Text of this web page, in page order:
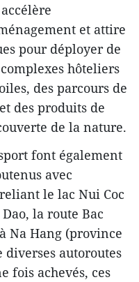
et attire
pour déployer de
hôteliers
des parcours de
des produits de
de la nature.
font également
avec
le lac Nui Coc
la route Bac
Na Hang (province
diverses autoroutes
fois achevés, ces